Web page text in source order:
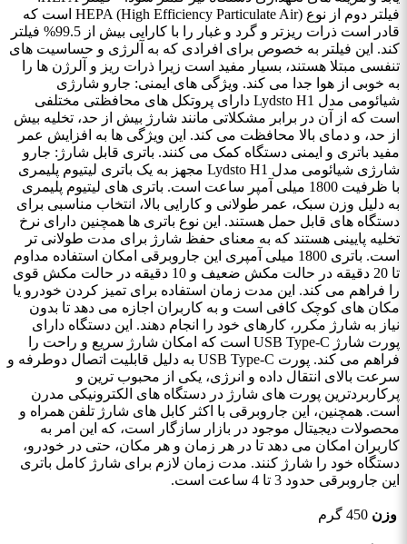
فیلتر دوم از نوع HEPA (High Efficiency Particulate Air) است که
قادر است ذرات ریزتر و گرد و غبار را با کارایی بیش از 99.5% فیلتر
کند. این فیلتر به خصوص برای افرادی که به آلرژی و حساسیت‌ های
تنفسی مبتلا هستند، بسیار مفید است زیرا ذرات ریز و آلرژن ‌ها را
به خوبی از هوا جدا می‌ کند. ویژگی ‌های ایمنی: جارو شارژی
شیائومی مدل Lydsto H1 دارای پروتکل‌ های محافظتی مختلفی
است که از آن در برابر مشکلاتی مانند شارژ بیش از حد، تخلیه بیش
از حد، و دمای بالا محافظت می‌ کند. این ویژگی ‌ها به افزایش عمر
مفید باتری و ایمنی دستگاه کمک می‌ کنند. باتری قابل شارژ: جارو
شارژی شیائومی مدل Lydsto H1 مجهز به یک باتری لیتیوم پلیمری
با ظرفیت 1800 میلی ‌آمپر ساعت است. باتری‌ های لیتیوم پلیمری
به دلیل وزن سبک، عمر طولانی و کارایی بالا، انتخاب مناسبی برای
دستگاه‌ های قابل حمل هستند. این نوع باتری ‌ها همچنین دارای نرخ
تخلیه پایینی هستند که به معنای حفظ شارژ برای مدت طولانی‌ تر
است. باتری 1800 میلی ‌آمپری این جاروبرقی امکان استفاده مداوم
تا 20 دقیقه در حالت مکش ضعیف و 10 دقیقه در حالت مکش قوی
را فراهم می ‌کند. این مدت زمان استفاده برای تمیز کردن خودرو یا
مکان ‌های کوچک کافی است و به کاربران اجازه می‌ دهد تا بدون
نیاز به شارژ مکرر، کارهای خود را انجام دهند. این دستگاه دارای
پورت شارژ USB Type-C است که امکان شارژ سریع و راحت را
فراهم می‌ کند. پورت USB Type-C به دلیل قابلیت اتصال دوطرفه و
سرعت بالای انتقال داده و انرژی، یکی از محبوب ‌ترین و
پرکاربردترین پورت ‌های شارژ در دستگاه‌ های الکترونیکی مدرن
است. همچنین، این جاروبرقی با اکثر کابل ‌های شارژ تلفن همراه و
محصولات دیجیتال موجود در بازار سازگار است، که این امر به
کاربران امکان می ‌دهد تا در هر زمان و هر مکان، حتی در خودرو،
دستگاه خود را شارژ کنند. مدت زمان لازم برای شارژ کامل باتری
این جاروبرقی حدود 3 تا 4 ساعت است.
وزن 450 گرم